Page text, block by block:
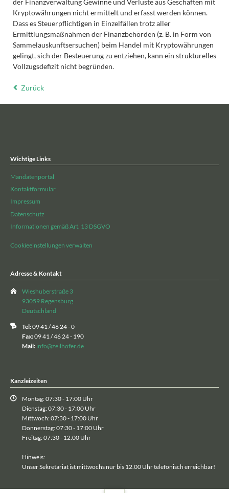
Kryptowährungen nicht ermittelt und erfasst werden können.
Dass es Steuerpflichtigen in Einzelfällen trotz aller
Ermittlungsmaßnahmen der Finanzbehörden (z. B. in Form von
Sammelauskunftsersuchen) beim Handel mit Kryptowährungen
gelingt, sich der Besteuerung zu entziehen, kann ein strukturelles
Vollzugsdefizit nicht begründen.
Zurück
Wichtige Links
Mandatenportal
Kontaktformular
Impressum
Datenschutz
Informationen gemäß Art. 13 DSGVO
Cookieeinstellungen verwalten
Adresse & Kontakt
Wieshuberstraße 3
93059 Regensburg
Deutschland
Tel:09 41 / 46 24 - 0
Fax:09 41 / 46 24 - 190
Mail: info@zeilhofer.de
Kanzleizeiten
Montag: 07:30 - 17:00 Uhr
Dienstag: 07:30 - 17:00 Uhr
Mittwoch: 07:30 - 17:00 Uhr
Donnerstag: 07:30 - 17:00 Uhr
Freitag: 07:30 - 12:00 Uhr
Hinweis:
Unser Sekretariat ist mittwochs nur bis 12.00 Uhr telefonisch erreichbar!